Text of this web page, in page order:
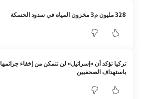
328 مليون م3 مخزون المياه في سدود الحسكة
تركيا تؤكد أن «إسرائيل» لن تتمكن من إخفاء جرائمها
باستهداف الصحفيين